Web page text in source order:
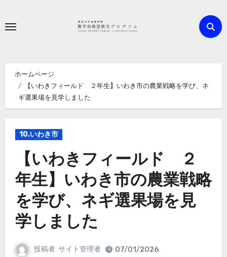
ホームページ
【いわきフィールド ２年生】いわき市の農業戦略を学び、ネ
ギ選果場を見学しました
10.いわき市
【いわきフィールド ２
年生】いわき市の農業戦略
を学び、ネギ選果場を見
学しました
投稿者 サイト管理者
07/01/2026